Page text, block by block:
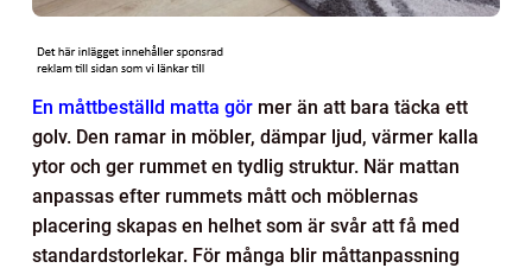
En måttbeställd matta gör mer än att bara täcka ett
golv. Den ramar in möbler, dämpar ljud, värmer kalla
ytor och ger rummet en tydlig struktur. När mattan
anpassas efter rummets mått och möblernas
placering skapas en helhet som är svår att få med
standardstorlekar. För många blir måttanpassning